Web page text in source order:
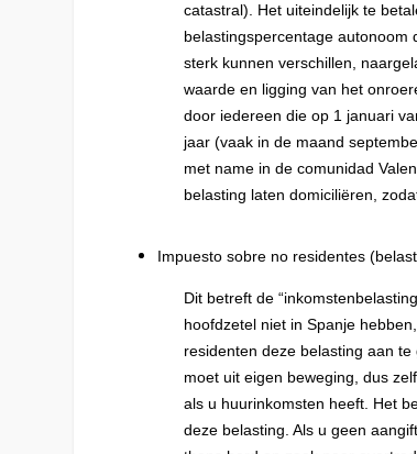
catastral). Het uiteindelijk te
belastingspercentage autonoom
sterk kunnen verschillen,
waarde en ligging van het
door iedereen die op 1 januari
jaar (vaak in de maand
met name in de comunidad
belasting laten domiciliëren,
Impuesto sobre no residentes (
Dit betreft de
hoofdzetel niet in Spanje
residenten deze belasting aan
moet uit eigen beweging, dus
als u huurinkomsten heeft. Het
deze belasting. Als u geen